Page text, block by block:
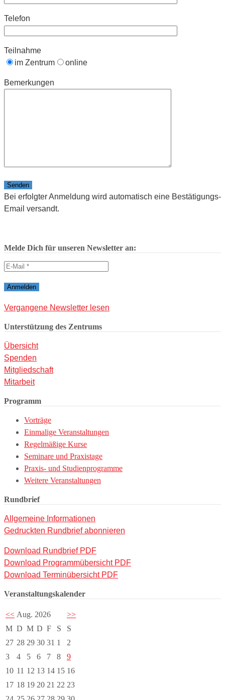
Telefon
Teilnahme
im Zentrum
online
Bemerkungen
Bitte lasse dieses Feld leer.
Bei erfolgter Anmeldung wird automatisch eine Bestätigungs-
Email versandt.
Melde Dich für unseren Newsletter an:
Vergangene Newsletter lesen
Unterstützung des Zentrums
Übersicht
Spenden
Mitgliedschaft
Mitarbeit
Programm
Vorträge
Einmalige Veranstaltungen
Regelmäßige Kurse
Seminare und Praxistage
Praxis- und Studienprogramme
Weitere Veranstaltungen
Rundbrief
Allgemeine Informationen
Gedruckten Rundbrief abonnieren
Download Rundbrief PDF
Download Programmübersicht PDF
Download Terminübersicht PDF
Veranstaltungskalender
<< Aug. 2026
>>
M D M D F S
S
27 28 29 30 31 1
2
3
4 5 6 7 8
9
10 11 12 13 14 15 16
17 18 19 20 21 22 23